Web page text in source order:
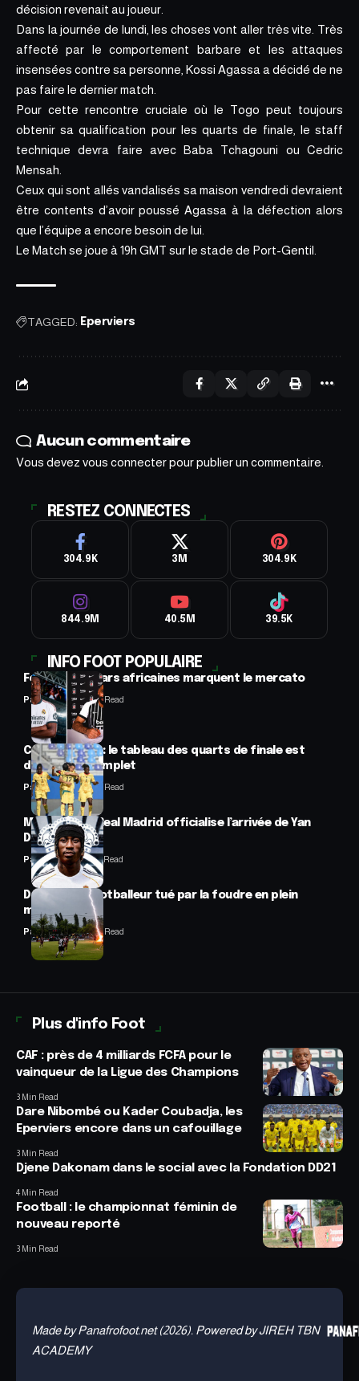
décision revenait au joueur.
Dans la journée de lundi, les choses vont aller très vite. Très
affecté par le comportement barbare et les attaques
insensées contre sa personne, Kossi Agassa a décidé de ne
pas faire le dernier match.
Pour cette rencontre cruciale où le Togo peut toujours
obtenir sa qualification pour les quarts de finale, le staff
technique devra faire avec Baba Tchagouni ou Cedric
Mensah.
Ceux qui sont allés vandalisés sa maison vendredi devraient
être contents d’avoir poussé Agassa à la défection alors
que l’équipe a encore besoin de lui.
Le Match se joue à 19h GMT sur le stade de Port-Gentil.
TAGGED: Eperviers
Aucun commentaire
Vous devez vous connecterpour publier un commentaire.
RESTEZ CONNECTES
304.9K 3M 304.9K
844.9M 40.5M 39.5K
INFO FOOT POPULAIRE
Football : 2 stars africaines marquent le mercato
Panafrofoot2 Min Read
CAN féminine : le tableau des quarts de finale est
désormais complet
Panafrofoot2 Min Read
Mercato : Le Real Madrid officialise l’arrivée de Yan
Diomandé
Panafrofoot1 Min Read
Drame : un footballeur tué par la foudre en plein
match
Panafrofoot2 Min Read
Plus d'info Foot
CAF : près de 4 milliards FCFA pour le
vainqueur de la Ligue des Champions
3 Min Read
Dare Nibombé ou Kader Coubadja, les
Eperviers encore dans un cafouillage
3 Min Read
Djene Dakonam dans le social avec la Fondation DD21
4 Min Read
Football : le championnat féminin de
nouveau reporté
3 Min Read
Made by Panafrofoot.net (2026). Powered by JIREH TBN
ACADEMY